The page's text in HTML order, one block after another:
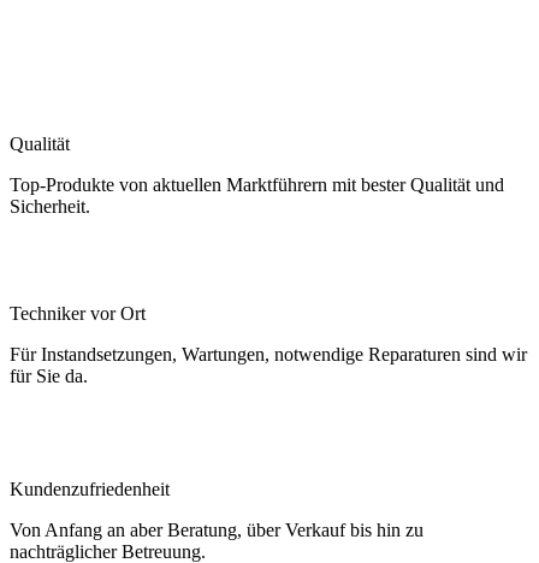
Qualität
Top-Produkte von aktuellen Marktführern mit bester Qualität und
Sicherheit.
Techniker vor Ort
Für Instandsetzungen, Wartungen, notwendige Reparaturen sind wir
für Sie da.
Kundenzufriedenheit
Von Anfang an aber Beratung, über Verkauf bis hin zu
nachträglicher Betreuung.